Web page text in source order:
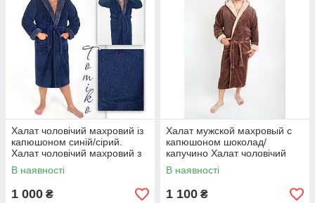
мужских халатов в Киеве также занимается оптом. Наши
цены крайне выгодны и уютный мужской махровый халат
можно купить совсем недорого и с доставкой по всей
Украине Кроме того действует система скидок (2% от 1000
гривен и 5% для оптового заказа от 2000 гривен).
Халат чоловічий махровий із
капюшоном синій/сірий.
Халат чоловічий махровий з
капюшоном синій/сірий 42-
58.
В наявності
1 000 ₴
Халат мужской махровый с
капюшоном шоколад/
капучино Халат чоловічий
махровий з капюшоном. 56-
58
В наявності
1 100 ₴